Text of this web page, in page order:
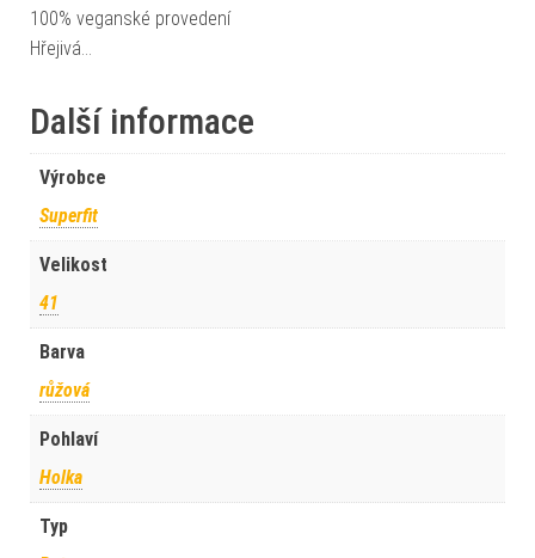
100% veganské provedení
Hřejivá…
Další informace
Výrobce
Superfit
Velikost
41
Barva
růžová
Pohlaví
Holka
Typ